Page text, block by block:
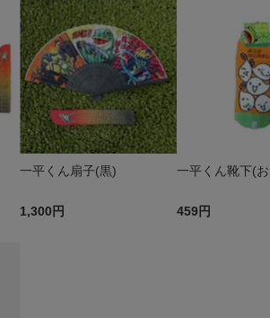
一平くん扇子(黒)
1,300円
一平くん靴下(
459円